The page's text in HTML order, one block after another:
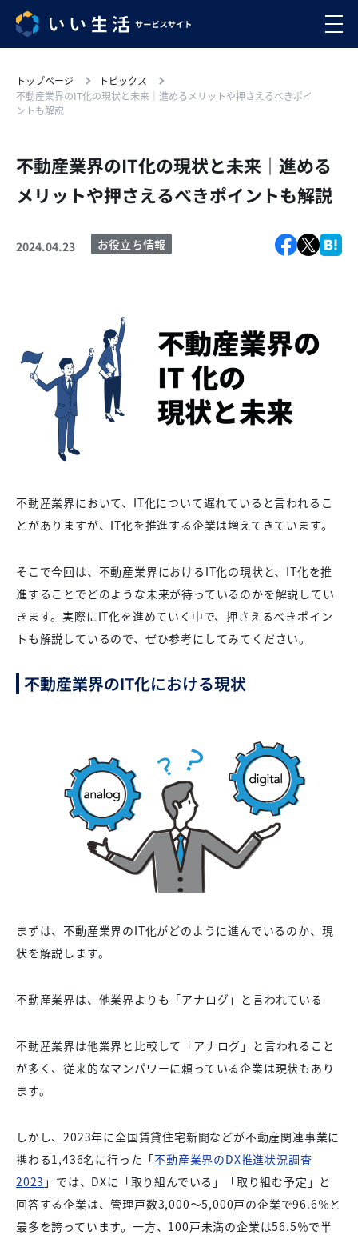
トップページ
トピックス
不動産業界のIT化の現状と未来｜進めるメリットや押さえるべきポイ
ントも解説
不動産業界のIT化の現状と未来｜進める
メリットや押さえるべきポイントも解説
2024.04.23 お役立ち情報
不動産業界において、IT化について遅れていると言われるこ
とがありますが、IT化を推進する企業は増えてきています。
そこで今回は、不動産業界におけるIT化の現状と、IT化を推
進することでどのような未来が待っているのかを解説してい
きます。実際にIT化を進めていく中で、押さえるべきポイン
トも解説しているので、ぜひ参考にしてみてください。
不動産業界のIT化における現状
まずは、不動産業界のIT化がどのように進んでいるのか、現
状を解説します。
不動産業界は、他業界よりも「アナログ」と言われている
不動産業界は他業界と比較して「アナログ」と言われること
が多く、従来的なマンパワーに頼っている企業は現状もあり
ます。
しかし、2023年に全国賃貸住宅新聞などが不動産関連事業に
携わる1,436名に行った「不動産業界のDX推進状況調査
2023 」では、DXに「取り組んでいる」「取り組む予定」と
回答する企業は、管理戸数3,000～5,000戸の企業で96.6％と
最多を誇っています。一方、100戸未満の企業は56.5％で半